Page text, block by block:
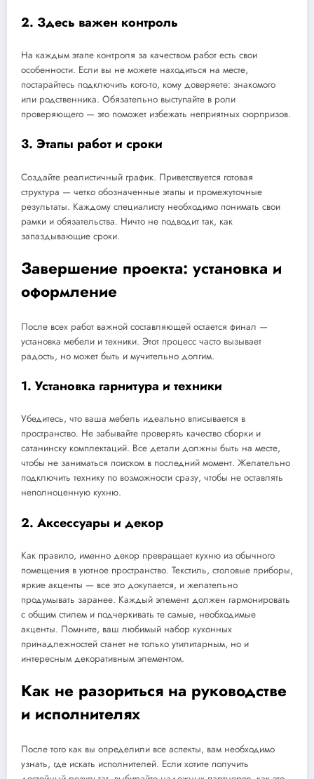
2. Здесь важен контроль
На каждым этапе контроля за качеством работ есть свои
особенности. Если вы не можете находиться на месте,
постарайтесь подключить кого-то, кому доверяете: знакомого
или родственника. Обязательно выступайте в роли
проверяющего — это поможет избежать неприятных сюрпризов.
3. Этапы работ и сроки
Создайте реалистичный график. Приветствуется готовая
структура — четко обозначенные этапы и промежуточные
результаты. Каждому специалисту необходимо понимать свои
рамки и обязательства. Ничто не подводит так, как
запаздывающие сроки.
Завершение проекта: установка и
оформление
После всех работ важной составляющей остается финал —
установка мебели и техники. Этот процесс часто вызывает
радость, но может быть и мучительно долгим.
1. Установка гарнитура и техники
Убедитесь, что ваша мебель идеально вписывается в
пространство. Не забывайте проверять качество сборки и
сатанинску комплектаций. Все детали должны быть на месте,
чтобы не заниматься поиском в последний момент. Желательно
подключить технику по возможности сразу, чтобы не оставлять
неполноценную кухню.
2. Аксессуары и декор
Как правило, именно декор превращает кухню из обычного
помещения в уютное пространство. Текстиль, столовые приборы,
яркие акценты — все это докупается, и желательно
продумывать заранее. Каждый элемент должен гармонировать
с общим стилем и подчеркивать те самые, необходимые
акценты. Помните, ваш любимый набор кухонных
принадлежностей станет не только утилитарным, но и
интересным декоративным элементом.
Как не разориться на руководстве
и исполнителях
После того как вы определили все аспекты, вам необходимо
узнать, где искать исполнителей. Если хотите получить